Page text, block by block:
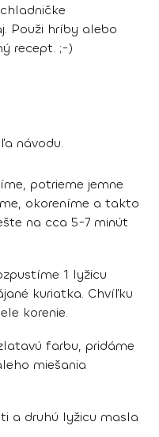
Použi hríby alebo
recept. ;-)
návodu.
potrieme jemne
okoreníme a takto
na cca 5-7 minút
1 lyžicu
kuriatka. Chvíľku
korenie.
farbu, pridáme
miešania
a druhú lyžicu masla